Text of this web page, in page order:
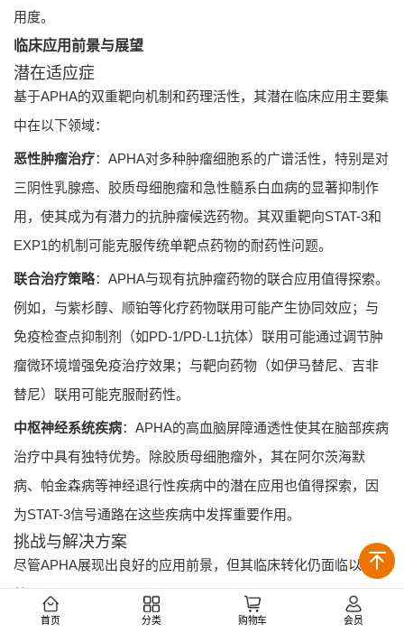
用度。
临床应用前景与展望
潜在适应症
基于APHA的双重靶向机制和药理活性，其潜在临床应用主要集
中在以下领域：
恶性肿瘤治疗：APHA对多种肿瘤细胞系的广谱活性，特别是对
三阴性乳腺癌、胶质母细胞瘤和急性髓系白血病的显著抑制作
用，使其成为有潜力的抗肿瘤候选药物。其双重靶向STAT-3和
EXP1的机制可能克服传统单靶点药物的耐药性问题。
联合治疗策略：APHA与现有抗肿瘤药物的联合应用值得探索。
例如，与紫杉醇、顺铂等化疗药物联用可能产生协同效应；与
免疫检查点抑制剂（如PD-1/PD-L1抗体）联用可能通过调节肿
瘤微环境增强免疫治疗效果；与靶向药物（如伊马替尼、吉非
替尼）联用可能克服耐药性。
中枢神经系统疾病：APHA的高血脑屏障通透性使其在脑部疾病
治疗中具有独特优势。除胶质母细胞瘤外，其在阿尔茨海默
病、帕金森病等神经退行性疾病中的潜在应用也值得探索，因
为STAT-3信号通路在这些疾病中发挥重要作用。
挑战与解决方案
尽管APHA展现出良好的应用前景，但其临床转化仍面临以下挑
代谢不稳定性 ：APHA的过氧桥结构在体内易被还原裂解，导致
首页 分类 购物车 会员